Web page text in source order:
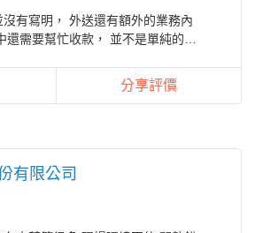
沒有寫明， 外送還有額外的業務內
還需要幫忙收款， 並不是單純的上
分享評價
有限公司